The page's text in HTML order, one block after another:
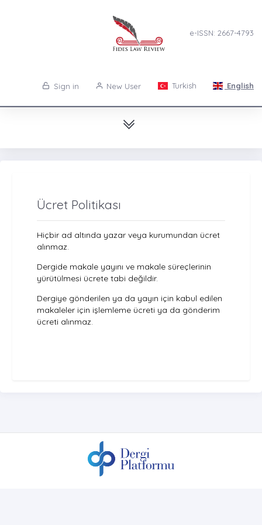
e-ISSN: 2667-4793
Sign in New User Turkish English
Ücret Politikası
Hiçbir ad altında yazar veya kurumundan ücret
alınmaz.
Dergide makale yayını ve makale süreçlerinin
yürütülmesi ücrete tabi değildir.
Dergiye gönderilen ya da yayın için kabul edilen
makaleler için işlemleme ücreti ya da gönderim
ücreti alınmaz.